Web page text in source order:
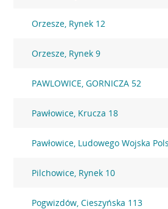
Orzesze, Rynek 12
Orzesze, Rynek 9
PAWLOWICE, GORNICZA 52
Pawłowice, Krucza 18
Pawłowice, Ludowego Wojska
Pilchowice, Rynek 10
Pogwizdów, Cieszyńska 113